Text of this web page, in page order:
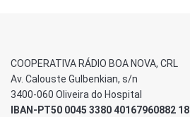
COOPERATIVA RÁDIO BOA NOVA, CRL
Av. Calouste Gulbenkian, s/n
3400-060 Oliveira do Hospital
IBAN-PT50 0045 3380 40167960882 18